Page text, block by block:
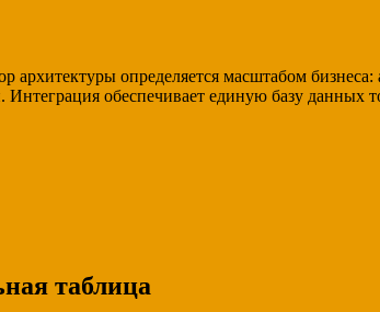
определяется масштабом
обеспечивает единую базу данных
таблица